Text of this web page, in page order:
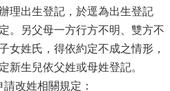
理出生登記，於逕為出生登記
。另父母一方行方不明、雙方不
女姓氏，得依約定不成之情形，
新生兒依父姓或母姓登記。
改姓相關規定：